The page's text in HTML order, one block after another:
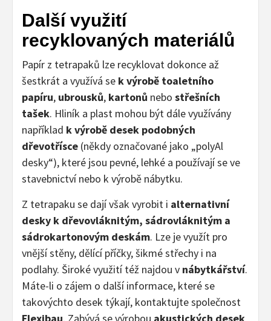
Další využití
recyklovaných materiálů
Papír z tetrapaků lze recyklovat dokonce až
šestkrát a využívá se k výrobě toaletního
papíru, ubrousků, kartonů nebo střešních
tašek. Hliník a plast mohou být dále využívány
například k výrobě desek podobných
dřevotřísce (někdy označované jako „polyAl
desky“), které jsou pevné, lehké a používají se ve
stavebnictví nebo k výrobě nábytku.
Z tetrapaku se dají však vyrobit i alternativní
desky k dřevovláknitým, sádrovláknitým a
sádrokartonovým deskám. Lze je využít pro
vnější stěny, dělící příčky, šikmé střechy i na
podlahy. Široké využití též najdou v nábytkářství.
Máte-li o zájem o další informace, které se
takovýchto desek týkají, kontaktujte společnost
Flexibau. Zabývá se výrobou akustických desek